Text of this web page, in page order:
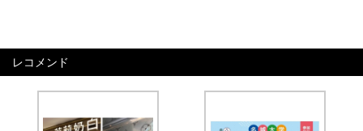
レコメンド